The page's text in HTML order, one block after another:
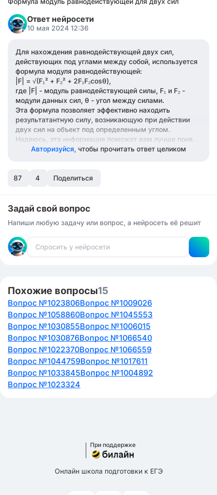
Ответ нейросети
10 мая 2024 12:36
Для нахождения равнодействующей двух сил,
действующих под углами между собой, используется
формула модуля равнодействующей:
|F| = √(F₁² + F₂² + 2F₁F₂cosθ),
где |F| - модуль равнодействующей силы, F₁ и F₂ -
модули данных сил, θ - угол между силами.
Эта формула позволяет эффективно находить
результатантную силу, возникающую при действии
двух сил на объект под определенным углом.
Надеюсь, эта информация поможет вам лучше понять
принцип равнодействующих сил.
Авторизуйся, чтобы прочитать ответ целиком
87 4 Поделиться
Задай свой вопрос
Напиши любую задачу или вопрос, а нейросеть её решит
Похожие вопросы15
Вопрос №1023806Вопрос №1009026
Вопрос №1058860Вопрос №1045553
Вопрос №1030855Вопрос №1006015
Вопрос №1030876Вопрос №1066540
Вопрос №1022370Вопрос №1066559
Вопрос №1044759Вопрос №1017611
Вопрос №1033845Вопрос №1004892
Вопрос №1023324
При поддержке
Онлайн школа подготовки к ЕГЭ